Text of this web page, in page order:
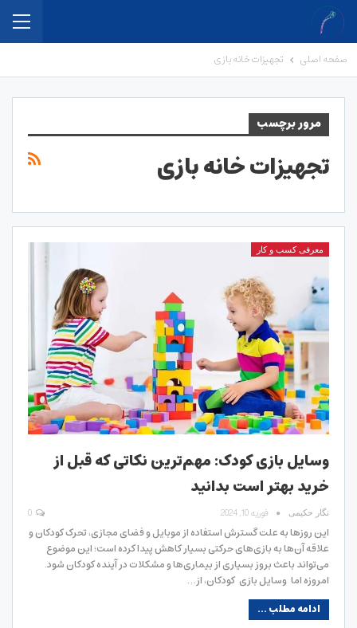
صفحه اصلی تجهیزات خانه بازی
مرور برچسب
تجهیزات خانه بازی
معرفی کسب و کار
وسایل بازی کودک: مهم‌ترین نکاتی که قبل از
خرید بهتر است بدانید
نگار حکیمی فوریه 10, 2024
این روزها به علت گسترش استفاده از موبایل و فضای مجازی، تحرک کودکان و
علاقه آن‌ها به بازی‌های حرکتی بسیار کاهش پیدا کرده است؛ این موضوع
می‌تواند باعث بروز بسیاری از بیماری‌ها و مشکلات در آینده کودکان شود.
امروزه اما وسایل بازی کودکان، از…
ادامه مطلب ...